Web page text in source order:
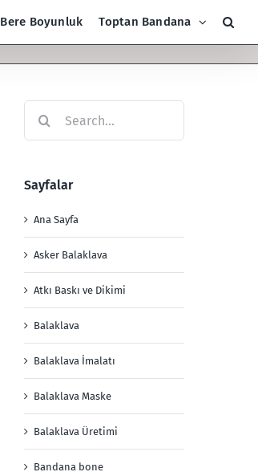
Bere Boyunluk Toptan Bandana
Sayfalar
Ana Sayfa
Asker Balaklava
Atkı Baskı ve Dikimi
Balaklava
Balaklava İmalatı
Balaklava Maske
Balaklava Üretimi
Bandana bone